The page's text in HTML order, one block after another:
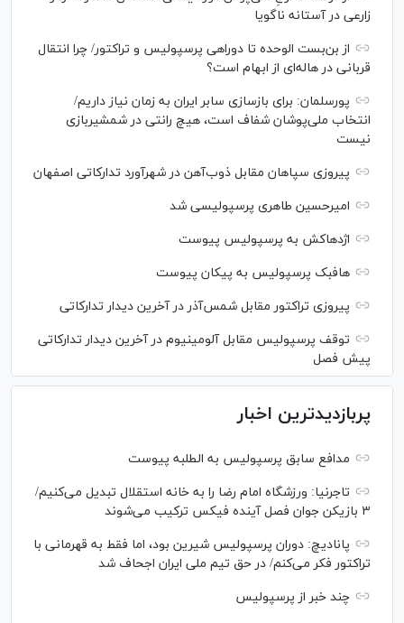
زارعی در آستانه ناگویا
از بن‌بست الوحده تا دوراهی پرسپولیس و تراکتور/ چرا انتقال
قربانی در هاله‌ای از ابهام است؟
پورسلمان: برای بازسازی سابر ایران به زمان نیاز داریم/
انتخاب ملی‌پوشان شفاف است، هیچ رانتی در شمشیربازی
نیست
پیروزی سپاهان مقابل ذوب‌آهن در شهرآورد تدارکاتی اصفهان
امیرحسین طاهری پرسپولیسی شد
اژدهاکش به پرسپولیس پیوست
هافبک پرسپولیس به پیکان پیوست
پیروزی تراکتور مقابل شمس‌آذر در آخرین دیدار تدارکاتی
توقف پرسپولیس مقابل آلومینیوم در آخرین دیدار تدارکاتی
پیش فصل
پربازدیدترین اخبار
مدافع سابق پرسپولیس به الطلبه پیوست
تاجرنیا: ورزشگاه امام رضا را به خانه استقلال تبدیل می‌کنیم/
۳ بازیکن جوان فصل آینده فیکس ترکیب می‌شوند
پانادیچ: دوران پرسپولیس شیرین بود، اما فقط به قهرمانی با
تراکتور فکر می‌کنم/ در حق تیم ملی ایران اجحاف شد
چند خبر از پرسپولیس